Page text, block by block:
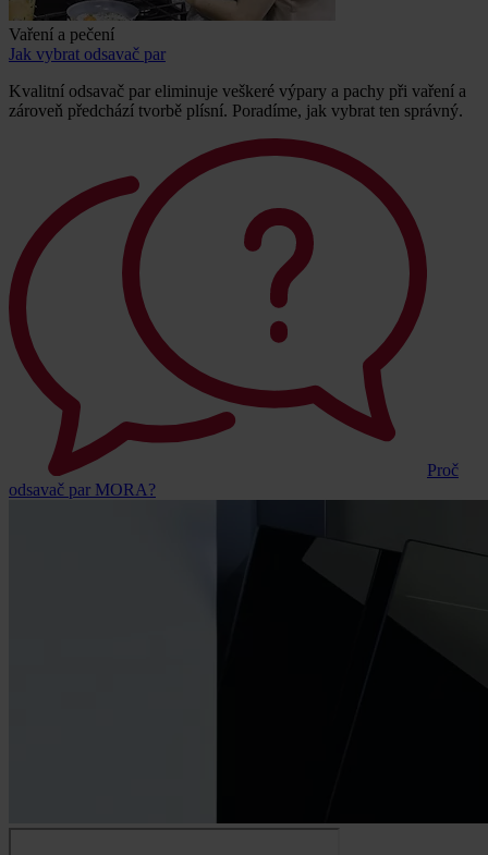
Vaření a pečení
Jak vybrat odsavač par
Kvalitní odsavač par eliminuje veškeré výpary a pachy při vaření a
zároveň předchází tvorbě plísní. Poradíme, jak vybrat ten správný.
Proč
odsavač par MORA?